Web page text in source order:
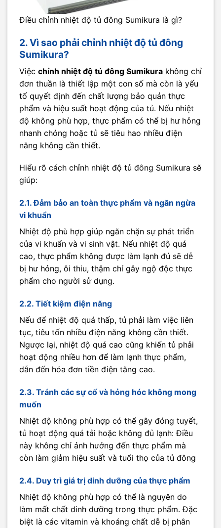
Điều chỉnh nhiệt độ tủ đông Sumikura là gì?
2. Vì sao phải chỉnh nhiệt độ tủ đông
Sumikura?
Việc chỉnh nhiệt độ tủ đông Sumikura không chỉ
đơn thuần là thiết lập một con số mà còn là yếu
tố quyết định đến chất lượng bảo quản thực
phẩm và hiệu suất hoạt động của tủ. Nếu nhiệt
độ không phù hợp, thực phẩm có thể bị hư hỏng
nhanh chóng hoặc tủ sẽ tiêu hao nhiều điện
năng không cần thiết.
Hiểu rõ cách chỉnh nhiệt độ tủ đông Sumikura sẽ
giúp:
2.1. Đảm bảo an toàn thực phẩm và ngăn ngừa
vi khuẩn
Nhiệt độ phù hợp giúp ngăn chặn sự phát triển
của vi khuẩn và vi sinh vật. Nếu nhiệt độ quá
cao, thực phẩm không được làm lạnh đủ sẽ dễ
bị hư hỏng, ôi thiu, thậm chí gây ngộ độc thực
phẩm cho người sử dụng.
2.2. Tiết kiệm điện năng
Nếu để nhiệt độ quá thấp, tủ phải làm việc liên
tục, tiêu tốn nhiều điện năng không cần thiết.
Ngược lại, nhiệt độ quá cao cũng khiến tủ phải
hoạt động nhiều hơn để làm lạnh thực phẩm,
dẫn đến hóa đơn tiền điện tăng cao.
2.3. Tránh các sự cố và hỏng hóc không mong
muốn
Nhiệt độ không phù hợp có thể gây đóng tuyết,
tủ hoạt động quá tải hoặc không đủ lạnh: Điều
này không chỉ ảnh hưởng đến thực phẩm mà
còn làm giảm hiệu suất và tuổi thọ của tủ đông
2.4. Duy trì giá trị dinh dưỡng của thực phẩm
Nhiệt độ không phù hợp có thể là nguyên do
làm mất chất dinh dưỡng trong thực phẩm. Đặc
biệt là các vitamin và khoáng chất dễ bị phân